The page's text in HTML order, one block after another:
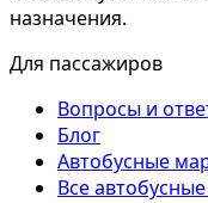
назначения.
Для пассажиров
Вопросы и
Блог
Автобусные
Все